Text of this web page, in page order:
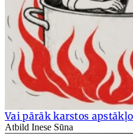
Vai pārāk karstos
Atbild Inese Sūna